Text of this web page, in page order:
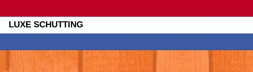
LUXE SCHUTTING